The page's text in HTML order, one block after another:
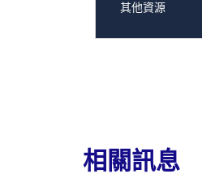
其他資源
相關訊息